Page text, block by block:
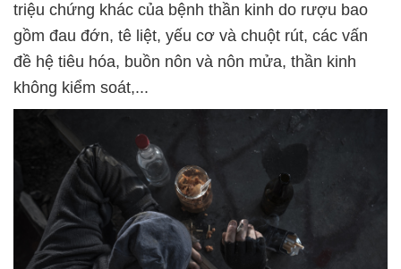
triệu chứng khác của bệnh thần kinh do rượu bao
gồm đau đớn, tê liệt, yếu cơ và chuột rút, các vấn
đề hệ tiêu hóa, buồn nôn và nôn mửa, thần kinh
không kiểm soát,...